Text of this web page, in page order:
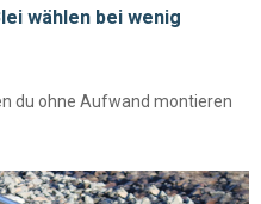
wählen bei wenig
du ohne Aufwand montieren